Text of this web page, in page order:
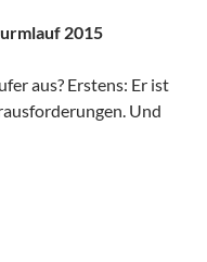
2015
aus? Erstens: Er ist
Und
Bestzeiten